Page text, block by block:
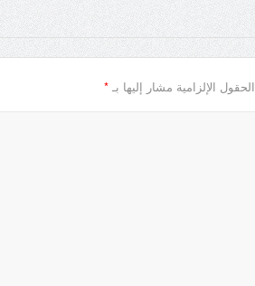
الحقول الإلزامية مشار إليها بـ *